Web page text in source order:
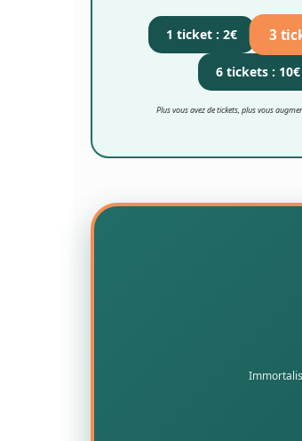
1 ticket : 2€ 3
6 tickets : 10€
Plus vous avez de tickets, plus vous